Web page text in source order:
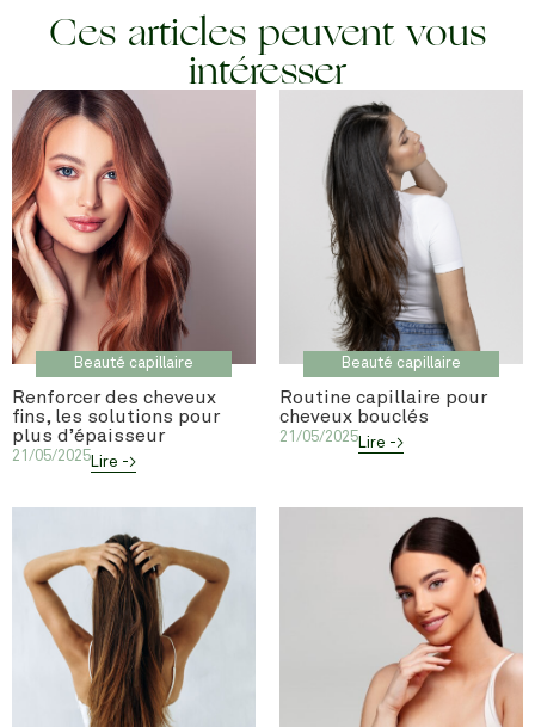
Ces articles peuvent vous
intéresser
Beauté capillaire
Renforcer des cheveux
fins, les solutions pour
plus d’épaisseur
21/05/2025Lire ->
Beauté capillaire
Routine capillaire pour
cheveux bouclés
21/05/2025Lire ->